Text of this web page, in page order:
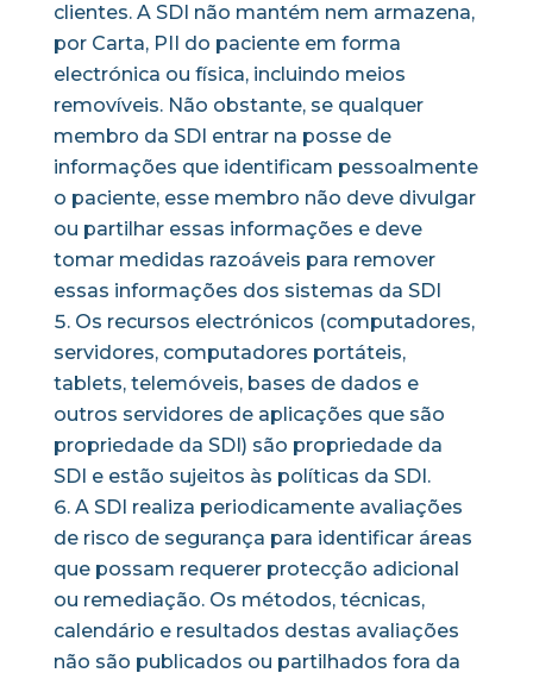
clientes. A SDI não mantém nem armazena,
por Carta, PII do paciente em forma
electrónica ou física, incluindo meios
removíveis. Não obstante, se qualquer
membro da SDI entrar na posse de
informações que identificam pessoalmente
o paciente, esse membro não deve divulgar
ou partilhar essas informações e deve
tomar medidas razoáveis para remover
essas informações dos sistemas da SDI
Os recursos electrónicos (computadores,
servidores, computadores portáteis,
tablets, telemóveis, bases de dados e
outros servidores de aplicações que são
propriedade da SDI) são propriedade da
SDI e estão sujeitos às políticas da SDI.
A SDI realiza periodicamente avaliações
de risco de segurança para identificar áreas
que possam requerer protecção adicional
ou remediação. Os métodos, técnicas,
calendário e resultados destas avaliações
não são publicados ou partilhados fora da